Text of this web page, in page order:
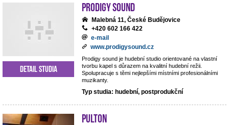
Prodigy Sound
Malebná 11, České Budějovice
+420 602 166 422
e-mail
www.prodigysound.cz
Prodigy sound je hudební studio orientované na vlastní
tvorbu kapel s důrazem na kvalitní hudební režii.
Spolupracuje s těmi nejlepšími místními profesionálními
muzikanty.
Typ studia: hudební, postprodukční
Detail studia
Pulton